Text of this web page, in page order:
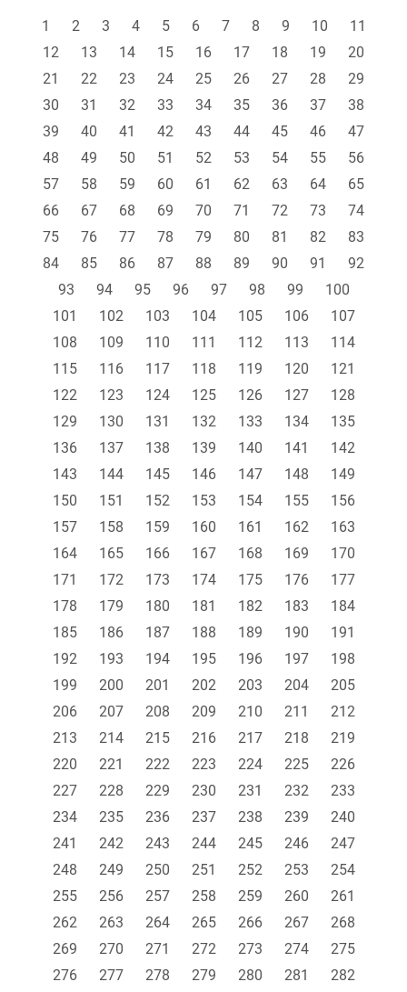
1
2 3 4 5 6 7 8 9 10
11
12
13 14 15 16 17 18 19
20
21
22 23 24 25 26 27 28
29
30
31 32 33 34 35 36 37
38
39
40 41 42 43 44 45 46
47
48
49 50 51 52 53 54 55
56
57
58 59 60 61 62 63 64
65
66
67 68 69 70 71 72 73
74
75
76 77 78 79 80 81 82
83
84
85 86 87 88 89 90 91
92
93
94 95 96 97 98 99
100
101
102 103 104 105 106
107
108
109 110 111 112 113
114
115
116 117 118 119 120
121
122
123 124 125 126 127
128
129
130 131 132 133 134
135
136
137 138 139 140 141
142
143
144 145 146 147 148
149
150
151 152 153 154 155
156
157
158 159 160 161 162
163
164
165 166 167 168 169
170
171
172 173 174 175 176
177
178
179 180 181 182 183
184
185
186 187 188 189 190
191
192
193 194 195 196 197
198
199
200 201 202 203 204
205
206
207 208 209 210 211
212
213
214 215 216 217 218
219
220
221 222 223 224 225
226
227
228 229 230 231 232
233
234
235 236 237 238 239
240
241
242 243 244 245 246
247
248
249 250 251 252 253
254
255
256 257 258 259 260
261
262
263 264 265 266 267
268
269
270 271 272 273 274
275
276
277 278 279 280 281
282